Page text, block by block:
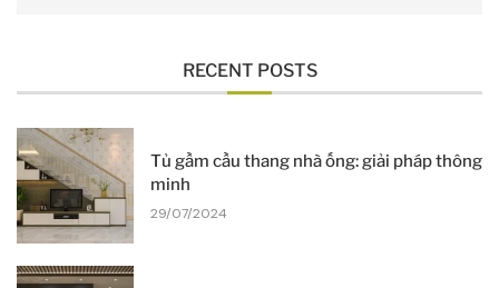
RECENT POSTS
Tủ gầm cầu thang nhà ống: giải pháp thông
minh
29/07/2024